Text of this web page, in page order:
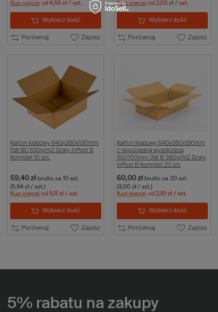
Kup więcej od 4,55 zł / szt.
Porównaj Zapisz
Wybierz ilość
Kup więcej od 2,03 zł / szt.
Porównaj Zapisz
Wybierz ilość
Karton klapowy 640x380x190mm
5W BC 630g/m2 Szary InPost B
Komplet 10 szt.
59,40 zł brutto za 10 szt.
(5,94 zł / szt.)
Kup więcej od 5,11 zł / szt.
Porównaj Zapisz
Wybierz ilość
Karton klapowy 640x380x190mm
z regulowaną wysokością
150/100mm 3W B 380g/m2 Szary
InPost B Komplet 20 szt
60,00 zł brutto za 20 szt.
(3,00 zł / szt.)
Kup więcej od 2,10 zł / szt.
Porównaj Zapisz
Wybierz ilość
5% rabatu na zakupy